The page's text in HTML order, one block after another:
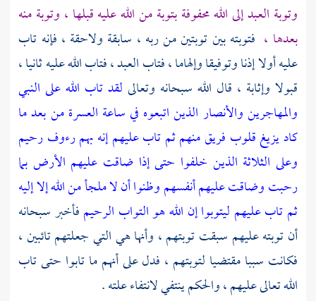
وتوبة العبد إلى الله محفوفة بتوبة من الله عليه قبلها ، وتوبة منه
بعدها ، فتوبته بين توبتين من ربه ، سابقة ولاحقة ، فإنه تاب
عليه أولا إذنا وتوفيقا وإلهاما ، فتاب العبد ، فتاب الله عليه ثانيا ،
قبولا وإثابة ، قال الله سبحانه وتعالى لقد تاب الله على النبي
والمهاجرين والأنصار الذين اتبعوه في ساعة العسرة من بعد ما
كاد يزيغ قلوب فريق منهم ثم تاب عليهم إنه بهم رءوف رحيم
وعلى الثلاثة الذين خلفوا حتى إذا ضاقت عليهم الأرض بما
رحبت وضاقت عليهم أنفسهم وظنوا أن لا ملجأ من الله إلا إليه
ثم تاب عليهم ليتوبوا إن الله هو التواب الرحيمفأخبر سبحانه
أن توبته عليهم سبقت توبتهم ، وأنها هي التي جعلتهم تائبين ،
فكانت سببا مقتضيا لتوبتهم ، فدل على أنهم ما تابوا حتى تاب
الله تعالى عليهم ، والحكم ينتفي لانتفاء علته .